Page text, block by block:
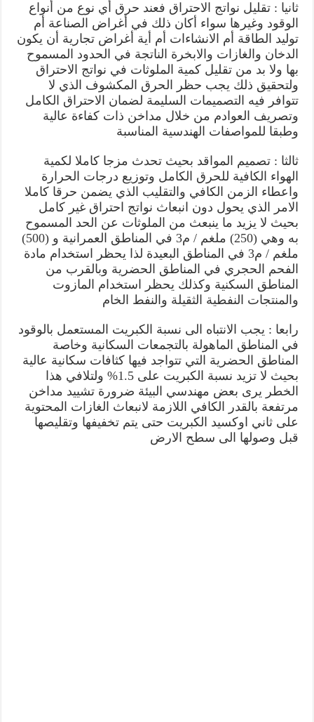
ثانيا : تقليل نواتج الاحتراق فعند حرق أي نوع من أنواع
الوقود وغيرها سواء أكان ذلك في أغراض الصناعة أم
توليد الطاقة أم الانشاءات أم أية أغراض تجارية أن يكون
الدخان والغازات والابخرة الناتجة في الحدود المسموح
بها ولا بد من تقليل كمية الملوثات في نواتج الاحتراق
ولتحقيق ذلك يجب حظر الحرق المكشوف الذي لا
تتوافر فيه التصميمات السليمة لضمان الاحتراق الكامل
وتصريف العوادم من خلال مداخن ذات كفاءة عالية
وطبقا للمواصفات الهندسية المناسبة
ثالثا : تصميم المواقد بحيث تحدث مزجا كاملا لكمية
الهواء الكافية للحرق الكامل وتوزيع درجات الحرارة
واعطاء الزمن الكافي والتقليب الذي يضمن حرقا كاملا
الامر الذي يحول دون انبعاث نواتج احتراق غير كامل
بحيث لا يزيد ما ينبعث من الملوثات عن الحد المسموح
به وهي (250) ملغم / م3 في المناطق العمرانية و (500)
ملغم / م3 في المناطق البعيدة لذا يحظر استخدام مادة
الفحم الحجري في المناطق الحضرية وبالقرب من
المناطق السكنية وكذلك يحظر استخدام المازوت
والمنتجات النفطية الثقيلة والنفط الخام
رابعا : يجب الانتباه الى نسبة الكبريت المستعمل بالوقود
في المناطق الماهولة بالتجمعات السكانية وخاصة
المناطق الحضرية التي تتواجد فيها كثافات سكانية عالية
بحيث لا تزيد نسبة الكبريت على 1.5% ولتلافي هذا
الخطر يرى بعض مهندسي البيئة ضرورة تشييد مداخن
مرتفعة بالقدر الكافي اللازمة لانبعاث الغازات المحتوية
على ثاني اوكسيد الكبريت حتى يتم تخفيفها وتقليصها
قبل وصولها الى سطح الارض